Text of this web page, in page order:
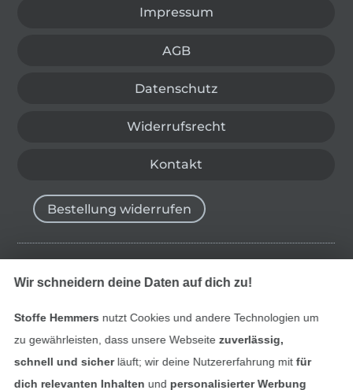
Impressum
AGB
Datenschutz
Widerrufsrecht
Kontakt
Bestellung widerrufen
Finde mehr Inspiration
Wir schneidern deine Daten auf dich zu!
Stoffe Hemmers nutzt Cookies und andere Technologien um
zu gewährleisten, dass unsere Webseite zuverlässig,
schnell und sicherläuft; wir deine Nutzererfahrung mitfür
dich relevanten Inhalten und personalisierter Werbung